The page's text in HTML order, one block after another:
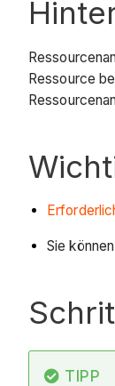
Ressource
Sie
TIPP